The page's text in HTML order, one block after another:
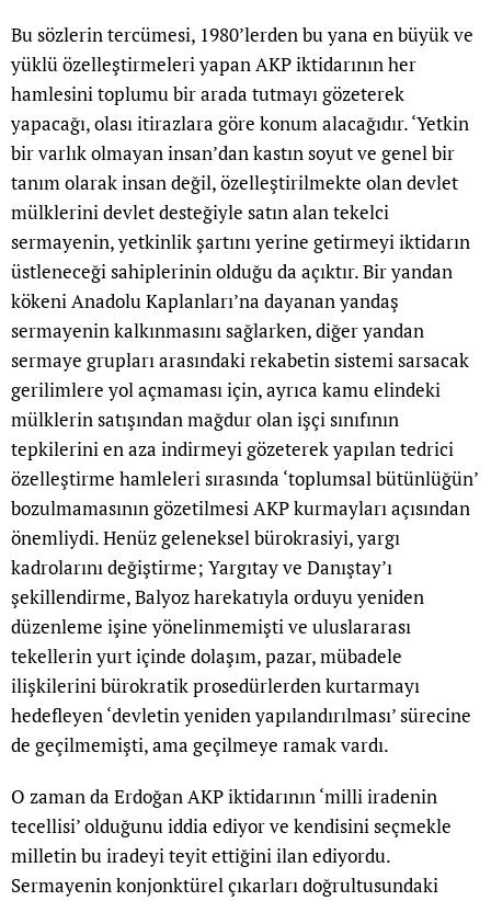
Bu sözlerin tercümesi, 1980’lerden bu yana en büyük ve
yüklü özelleştirmeleri yapan AKP iktidarının her
hamlesini toplumu bir arada tutmayı gözeterek
yapacağı, olası itirazlara göre konum alacağıdır. ‘Yetkin
bir varlık olmayan insan’dan kastın soyut ve genel bir
tanım olarak insan değil, özelleştirilmekte olan devlet
mülklerini devlet desteğiyle satın alan tekelci
sermayenin, yetkinlik şartını yerine getirmeyi iktidarın
üstleneceği sahiplerinin olduğu da açıktır. Bir yandan
kökeni Anadolu Kaplanları’na dayanan yandaş
sermayenin kalkınmasını sağlarken, diğer yandan
sermaye grupları arasındaki rekabetin sistemi sarsacak
gerilimlere yol açmaması için, ayrıca kamu elindeki
mülklerin satışından mağdur olan işçi sınıfının
tepkilerini en aza indirmeyi gözeterek yapılan tedrici
özelleştirme hamleleri sırasında ‘toplumsal bütünlüğün’
bozulmamasının gözetilmesi AKP kurmayları açısından
önemliydi. Henüz geleneksel bürokrasiyi, yargı
kadrolarını değiştirme; Yargıtay ve Danıştay’ı
şekillendirme, Balyoz harekatıyla orduyu yeniden
düzenleme işine yönelinmemişti ve uluslararası
tekellerin yurt içinde dolaşım, pazar, mübadele
ilişkilerini bürokratik prosedürlerden kurtarmayı
hedefleyen ‘devletin yeniden yapılandırılması’ sürecine
de geçilmemişti, ama geçilmeye ramak vardı.
O zaman da Erdoğan AKP iktidarının ‘milli iradenin
tecellisi’ olduğunu iddia ediyor ve kendisini seçmekle
milletin bu iradeyi teyit ettiğini ilan ediyordu.
Sermayenin konjonktürel çıkarları doğrultusundaki